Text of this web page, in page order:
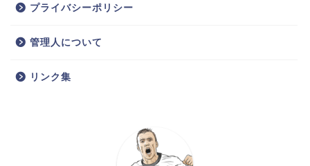
プライバシーポリシー
管理人について
リンク集